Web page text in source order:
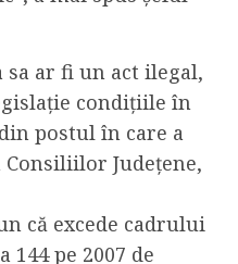
sa ar fi un act ilegal,
condițiile în
postul în care a
Județene,
că excede cadrului
pe 2007 de